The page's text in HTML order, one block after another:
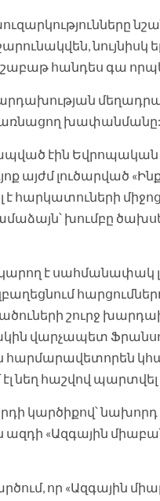
նույնիսկ
հանդես գա
խափանմանը:
էին
այժմ լուծարված
է հարկատուների
խումբը
է սահմանափակ
շուրջ
վարչապետ
հարմարավետորեն
նեղ հաշվով
կարծիքով՝ նախորդ
ազդի «Ազգային
որ «Ազգային